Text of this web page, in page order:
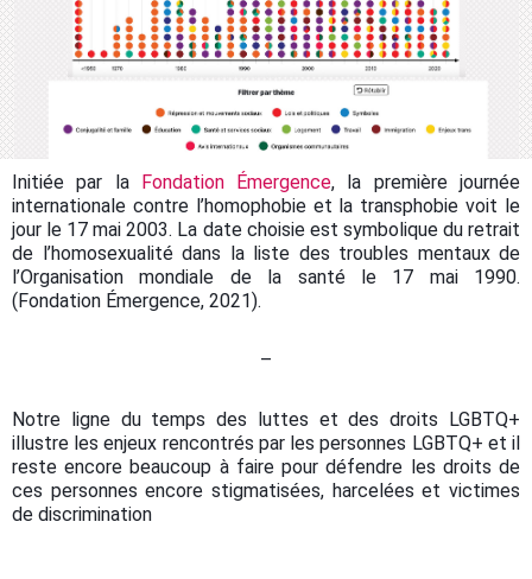
Initiée par la Fondation Émergence, la première journée
internationale contre l’homophobie et la transphobie voit le
jour le 17 mai 2003. La date choisie est symbolique du retrait
de l’homosexualité dans la liste des troubles mentaux de
l’Organisation mondiale de la santé le 17 mai 1990.
(Fondation Émergence, 2021).
–
Notre ligne du temps des luttes et des droits LGBTQ+
illustre les enjeux rencontrés par les personnes LGBTQ+ et il
reste encore beaucoup à faire pour défendre les droits de
ces personnes encore stigmatisées, harcelées et victimes
de discrimination